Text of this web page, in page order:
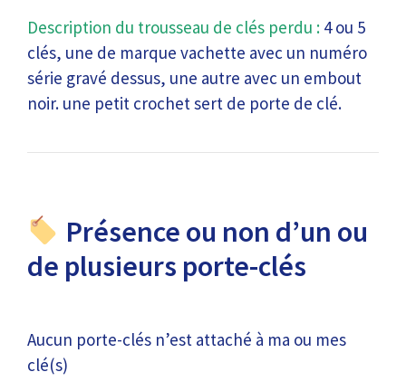
Description du trousseau de clés perdu : 4 ou 5
clés, une de marque vachette avec un numéro
série gravé dessus, une autre avec un embout
noir. une petit crochet sert de porte de clé.
Présence ou non d’un ou
de plusieurs porte-clés
Aucun porte-clés n’est attaché à ma ou mes
clé(s)